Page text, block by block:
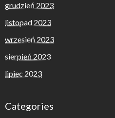
grudzień 2023
listopad 2023
wrzesień 2023
sierpień 2023
lipiec 2023
Categories